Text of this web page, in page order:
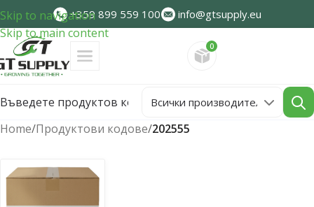
Skip to navigation
Skip to main content
+359 899 559 100 info@gtsupply.eu
0
Home/Продуктови кодове/202555